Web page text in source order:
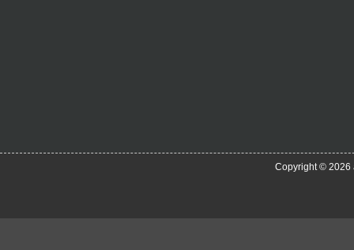
Copyright © 2026